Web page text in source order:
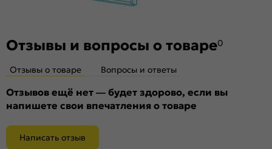
Отзывы и вопросы о товаре0
Отзывы о товаре Вопросы и ответы
Отзывов ещё нет — будет здорово, если вы
напишете свои впечатления о товаре
Написать отзыв